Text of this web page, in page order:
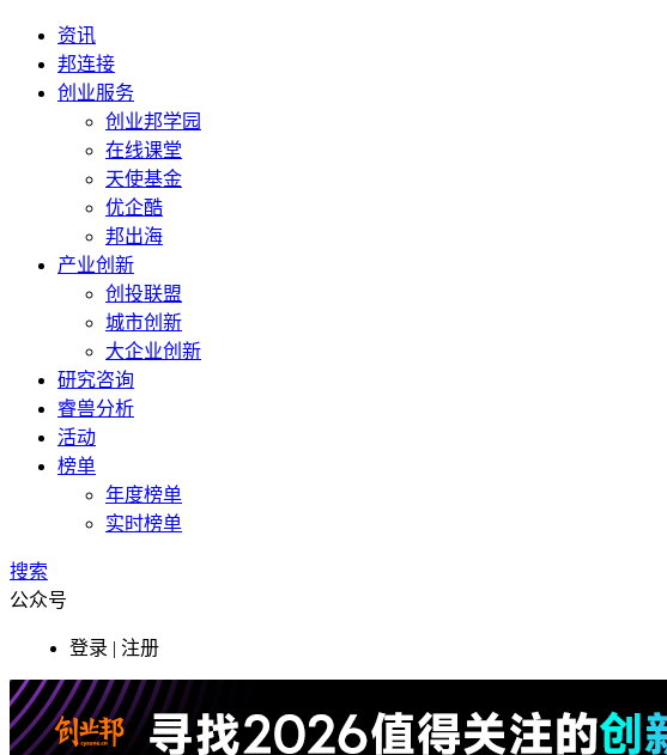
资讯
邦连接
创业服务
创业邦学园
在线课堂
天使基金
优企酷
邦出海
产业创新
创投联盟
城市创新
大企业创新
研究咨询
睿兽分析
活动
榜单
年度榜单
实时榜单
搜索
公众号
登录 | 注册